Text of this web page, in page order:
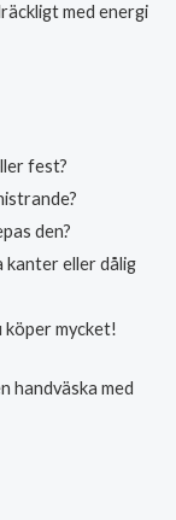
med energi
fest?
den?
kanter eller dålig
köper mycket!
handväska med